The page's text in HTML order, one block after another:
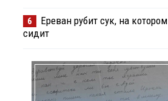
6
Ереван рубит сук, на котором
сидит